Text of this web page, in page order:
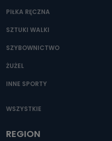
PIŁKA RĘCZNA
SZTUKI WALKI
SZYBOWNICTWO
ŻUŻEL
INNE SPORTY
WSZYSTKIE
REGION